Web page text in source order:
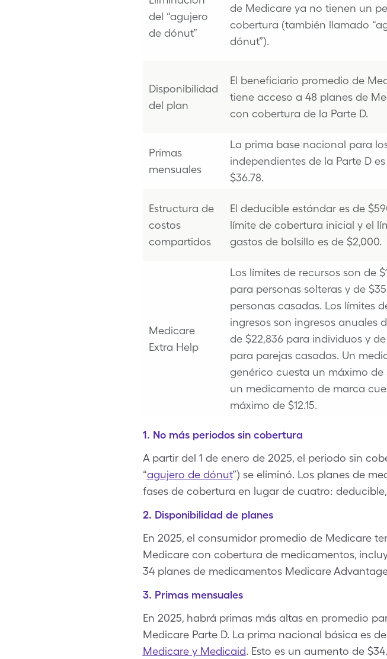
del “agujero
de dónut”
de Medicare ya no tienen un
cobertura (también llamado
dónut”).
Disponibilidad
del plan
El beneficiario promedio de
tiene acceso a 48 planes de
con cobertura de la Parte D.
Primas
mensuales
La prima base nacional para
independientes de la Parte D
$36.78.
Estructura de
costos
compartidos
El deducible estándar es de
límite de cobertura inicial y el
gastos de bolsillo es de $2,000.
Medicare
Extra Help
Los límites de recursos son de
para personas solteras y de
personas casadas. Los límites
ingresos son ingresos anuales
de $22,836 para individuos y
para parejas casadas. Un
genérico cuesta un máximo de
un medicamento de marca
máximo de $12.15.
1. No más periodos sin cobertura
A partir del 1 de enero de 2025, el periodo sin
“agujero de dónut”) se eliminó. Los planes de
fases de cobertura en lugar de cuatro:
2. Disponibilidad de planes
En 2025, el consumidor promedio de Medicare
Medicare con cobertura de medicamentos,
34 planes de medicamentos Medicare
3. Primas mensuales
En 2025, habrá primas más altas en promedio
Medicare Parte D. La prima nacional básica es
Medicare y Medicaid. Esto es un aumento de